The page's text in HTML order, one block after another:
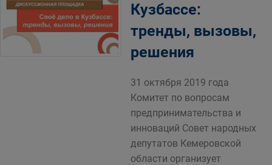
Кузбассе:
тренды, вызовы,
решения
31 октября 2019 года
Комитет по вопросам
предпринимательства и
инноваций Совет народных
депутатов Кемеровской
области организует